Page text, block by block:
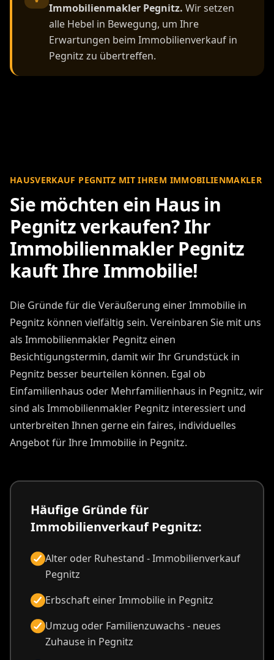
Immobilienmakler Pegnitz. Wir setzen
alle Hebel in Bewegung, um Ihre
Erwartungen beim Immobilienverkauf in
Pegnitz zu übertreffen.
HAUSVERKAUF PEGNITZ MIT IHREM IMMOBILIENMAKLER
Sie möchten ein Haus in
Pegnitz verkaufen? Ihr
Immobilienmakler Pegnitz
kauft Ihre Immobilie!
Die Gründe für die Veräußerung einer Immobilie in
Pegnitz können vielfältig sein. Vereinbaren Sie mit uns
als Immobilienmakler Pegnitz einen
Besichtigungstermin, damit wir Ihr Grundstück in
Pegnitz besser beurteilen können. Egal ob
Einfamilienhaus oder Mehrfamilienhaus in Pegnitz, wir
sind als Immobilienmakler Pegnitz interessiert und
unterbreiten Ihnen gerne ein faires, individuelles
Angebot für Ihre Immobilie in Pegnitz.
Häufige Gründe für
Immobilienverkauf Pegnitz:
Alter oder Ruhestand - Immobilienverkauf
Pegnitz
Erbschaft einer Immobilie in Pegnitz
Umzug oder Familienzuwachs - neues
Zuhause in Pegnitz